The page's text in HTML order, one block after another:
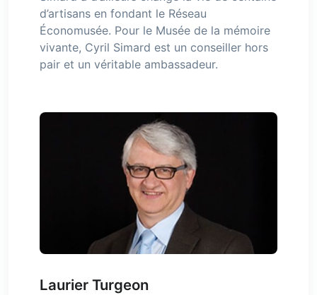
d’artisans en fondant le Réseau
Économusée. Pour le Musée de la mémoire
vivante, Cyril Simard est un conseiller hors
pair et un véritable ambassadeur.
Laurier Turgeon